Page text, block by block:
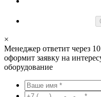
×
Менеджер ответит через
оформит заявку на
оборудование